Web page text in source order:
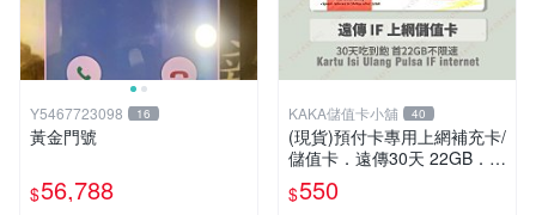
Y5467723098 16
黃金門號
$56,788
KAKA儲值卡小舖 40
(現貨)預付卡專用上網補充卡/
儲值卡．遠傳30天 22GB．上
網吃到飽．IF499．遠傳外籍
可儲 [KAKA儲值卡小舖]
$550